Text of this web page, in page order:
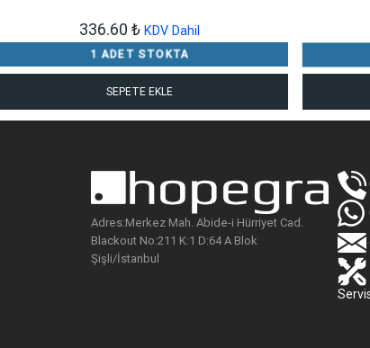
336.60₺ KDV Dahil
1 ADET STOKTA
SEPETE EKLE
Adres:Merkez Mah. Abide-i Hürriyet Cad.
Blackout No:211 K:1 D:64 A Blok
Şişli/İstanbul